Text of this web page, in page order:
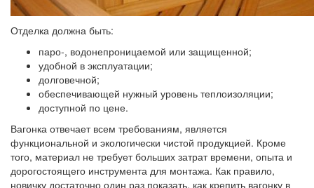
Отделка должна быть:
паро-, водонепроницаемой или защищенной;
удобной в эксплуатации;
долговечной;
обеспечивающей нужный уровень теплоизоляции;
доступной по цене.
Вагонка отвечает всем требованиям, является
функциональной и экологически чистой продукцией. Кроме
того, материал не требует больших затрат времени, опыта и
дорогостоящего инструмента для монтажа. Как правило,
новичку достаточно один раз показать, как крепить вагонку в